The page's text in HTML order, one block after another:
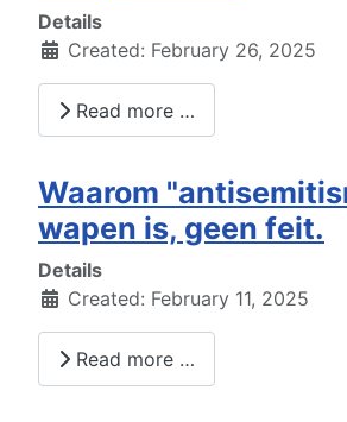
Details
Created: February 26, 2025
Read more …
Waarom
wapen is, geen feit.
Details
Created: February 11, 2025
Read more …